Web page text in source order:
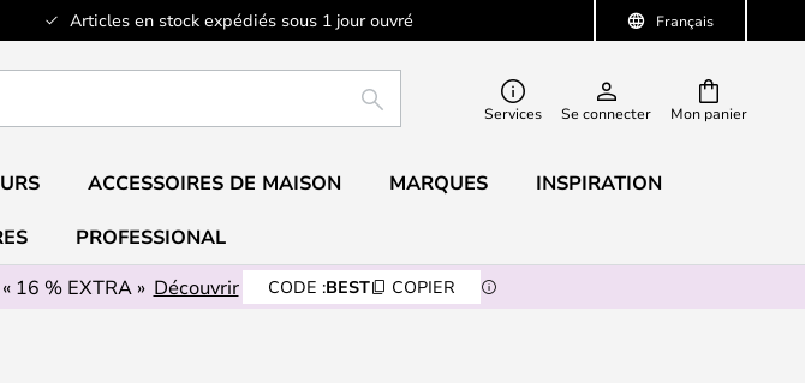
Français
Articles en stock expédiés sous 1 jour ouvré
Mon panier
RECHERCHERServices Se connecter
ACCESSOIRES DE MAISON MARQUES INSPIRATION
PROFESSIONAL
16 % EXTRA » Découvrir CODE :BEST COPIER